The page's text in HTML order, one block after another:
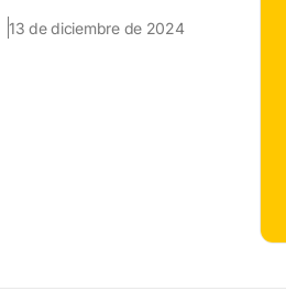
13 de diciembre de 2024